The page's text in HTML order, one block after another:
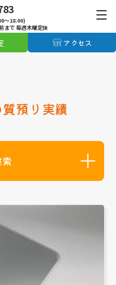
〜18:00)
まで 毎週木曜定休
アクセス
預り実績